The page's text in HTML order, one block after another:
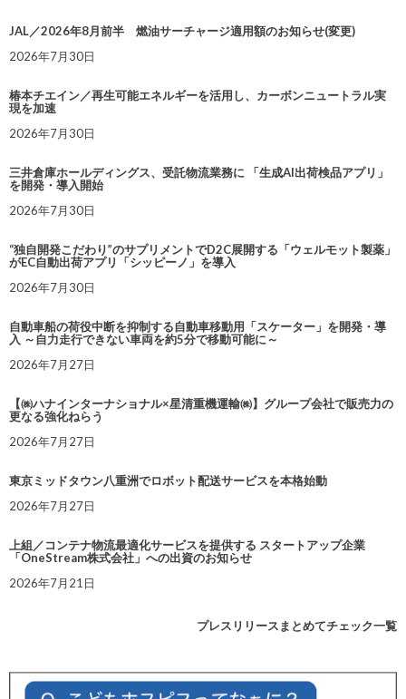
JAL／2026年8月前半 燃油サーチャージ適用額のお知らせ(変更)
2026年7月30日
椿本チエイン／再生可能エネルギーを活用し、カーボンニュートラル実
現を加速
2026年7月30日
三井倉庫ホールディングス、受託物流業務に 「生成AI出荷検品アプリ」
を開発・導入開始
2026年7月30日
“独自開発こだわり”のサプリメントでD2C展開する「ウェルモット製薬」
がEC自動出荷アプリ「シッピーノ」を導入
2026年7月30日
自動車船の荷役中断を抑制する自動車移動用「スケーター」を開発・導
入 ～自力走行できない車両を約5分で移動可能に～
2026年7月27日
【㈱ハナインターナショナル×星清重機運輸㈱】グループ会社で販売力の
更なる強化ねらう
2026年7月27日
東京ミッドタウン八重洲でロボット配送サービスを本格始動
2026年7月27日
上組／コンテナ物流最適化サービスを提供する スタートアップ企業
「OneStream株式会社」への出資のお知らせ
2026年7月21日
プレスリリースまとめてチェック一覧